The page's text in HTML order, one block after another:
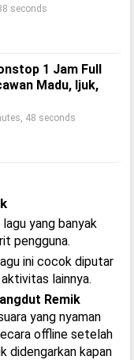
seconds
1 Jam Full
Madu, Ijuk,
48 seconds
yang banyak
pengguna.
ini cocok diputar
lainnya.
Remik
yang nyaman
offline setelah
didengarkan kapan